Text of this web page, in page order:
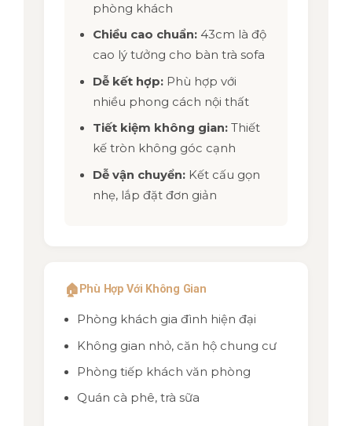
phòng khách
Chiều cao chuẩn:43cm là độ
cao lý tưởng cho bàn trà sofa
Dễ kết hợp:Phù hợp với
nhiều phong cách nội thất
Tiết kiệm không gian:Thiết
kế tròn không góc cạnh
Dễ vận chuyển:Kết cấu gọn
nhẹ, lắp đặt đơn giản
🏠 Phù Hợp Với Không Gian
Phòng khách gia đình hiện đại
Không gian nhỏ, căn hộ chung cư
Phòng tiếp khách văn phòng
Quán cà phê, trà sữa